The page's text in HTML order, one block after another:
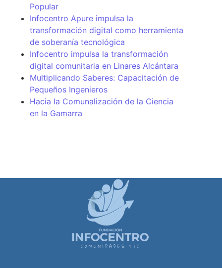
Popular
Infocentro Apure impulsa la
transformación digital como herramienta
de soberanía tecnológica
Infocentro impulsa la transformación
digital comunitaria en Linares Alcántara
Multiplicando Saberes: Capacitación de
Pequeños Ingenieros
Hacia la Comunalización de la Ciencia
en la Gamarra